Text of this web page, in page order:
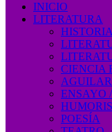
INICIO
LITERATURA
CIENCIA
AGUILAR
ENSAYO
POESÍA